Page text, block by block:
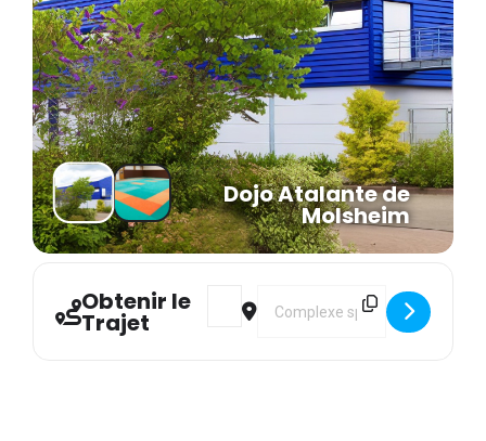
Dojo Atalante de
Molsheim
Obtenir le
Trajet
Address - Reprise des cours Jeunes
Destination Address - Reprise